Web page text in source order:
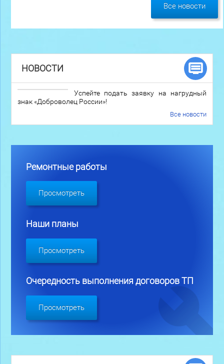
Все новости
НОВОСТИ
Успейте подать заявку на нагрудный
знак «Доброволец России»!
Все новости
Ремонтные работы
Просмотреть
Наши планы
Просмотреть
Очередность выполнения договоров ТП
Просмотреть